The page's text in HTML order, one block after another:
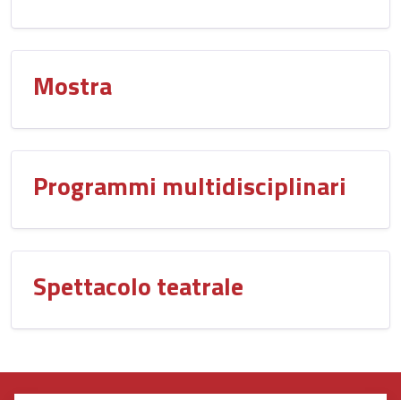
Mostra
Programmi multidisciplinari
Spettacolo teatrale